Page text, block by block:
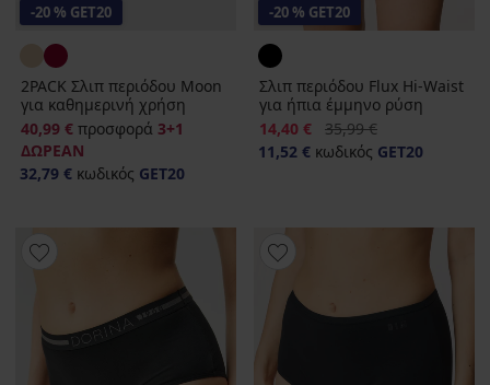
-20 % GET20
2PACK Σλιπ περιόδου Moon
για καθημερινή χρήση
40,99 € προσφορά 3+1
ΔΩΡΕΑΝ
32,79 € κωδικός GET20
-20 % GET20
Σλιπ περιόδου Flux Hi-Waist
για ήπια έμμηνο ρύση
Έκπτωση
14,40 € Αρχική τιμή
35,99 €
11,52 € κωδικός GET20